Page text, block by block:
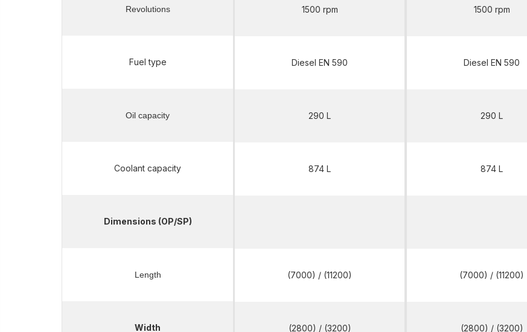
Revolutions
Fuel type
Oil capacity
Coolant capacity
Dimensions (OP/SP)
Length
Width
1500 rpm
Diesel EN 590
290 L
874 L
(7000) / (11200)
(2800) / (3200)
1500 rpm
Diesel EN 590
290 L
874 L
(7000) / (11200)
(2800) / (3200)